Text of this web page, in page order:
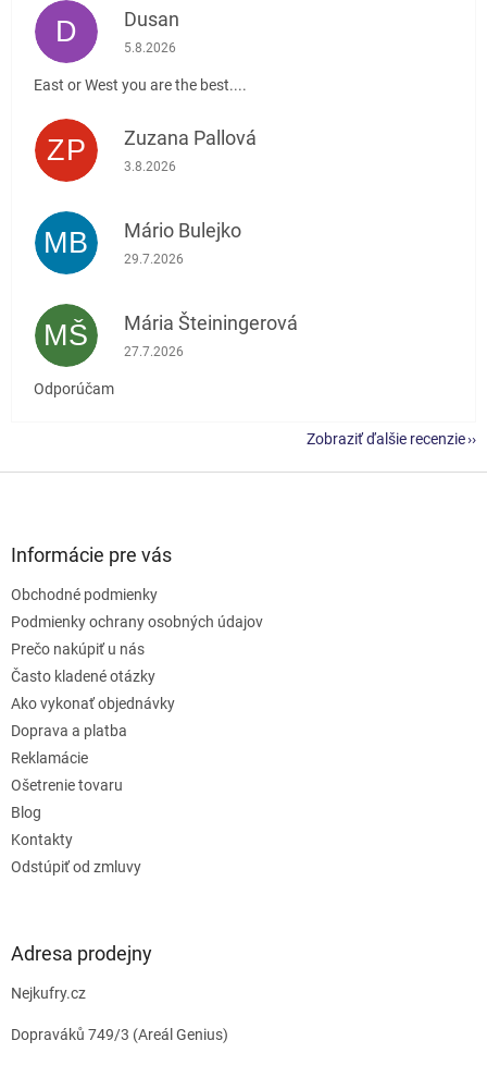
D Dusan
Hodnotenie obchodu je 5 z 5 hviezdičiek.
5.8.2026
East or West you are the best....
ZP Zuzana Pallová
Hodnotenie obchodu je 5 z 5 hviezdičiek.
3.8.2026
MB Mário Bulejko
Hodnotenie obchodu je 5 z 5 hviezdičiek.
29.7.2026
MŠ Mária Šteiningerová
Hodnotenie obchodu je 5 z 5 hviezdičiek.
27.7.2026
Odporúčam
Zobraziť ďalšie recenzie
Informácie pre vás
Obchodné podmienky
Podmienky ochrany osobných údajov
Prečo nakúpiť u nás
Často kladené otázky
Ako vykonať objednávky
Doprava a platba
Reklamácie
Ošetrenie tovaru
Blog
Kontakty
Odstúpiť od zmluvy
Adresa prodejny
Nejkufry.cz
Dopraváků 749/3 (Areál Genius)